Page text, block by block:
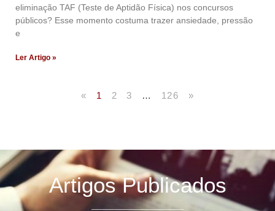
eliminação TAF (Teste de Aptidão Física) nos concursos
públicos? Esse momento costuma trazer ansiedade, pressão
e
Ler Artigo »
« 1 2 3 … 126 »
Artigos Publicados